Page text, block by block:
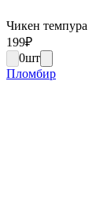
Чикен темпура
199₽
0шт
Пломбир